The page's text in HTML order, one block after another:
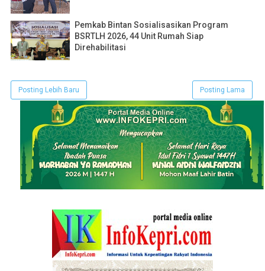
Pemkab Bintan Sosialisasikan Program
BSRTLH 2026, 44 Unit Rumah Siap
Direhabilitasi
Posting Lebih Baru Posting Lama